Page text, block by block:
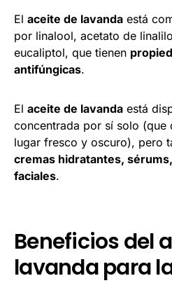
El aceite de lavanda está
por linalool, acetato de
eucaliptol, que tienen
antifúngicas.
El aceite de lavanda está
concentrada por sí solo (que
lugar fresco y oscuro), pero
cremas hidratantes,
faciales.
Beneficios del
lavanda para